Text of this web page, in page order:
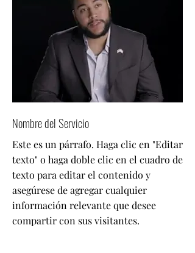
Nombre del Servicio
Este es un párrafo. Haga clic en "Editar
texto" o haga doble clic en el cuadro de
texto para editar el contenido y
asegúrese de agregar cualquier
información relevante que desee
compartir con sus visitantes.